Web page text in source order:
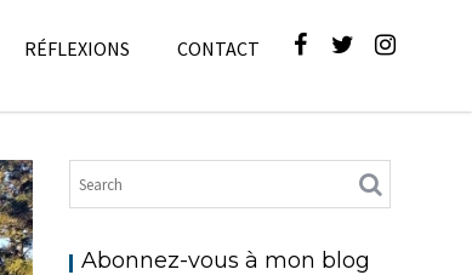
RÉFLEXIONS CONTACT
Abonnez-vous à mon blog